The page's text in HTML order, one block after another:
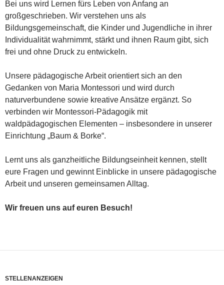
Bei uns wird Lernen fürs Leben von Anfang an
großgeschrieben. Wir verstehen uns als
Bildungsgemeinschaft, die Kinder und Jugendliche in ihrer
Individualität wahrnimmt, stärkt und ihnen Raum gibt, sich
frei und ohne Druck zu entwickeln.
Unsere pädagogische Arbeit orientiert sich an den
Gedanken von Maria Montessori und wird durch
naturverbundene sowie kreative Ansätze ergänzt. So
verbinden wir Montessori-Pädagogik mit
waldpädagogischen Elementen – insbesondere in unserer
Einrichtung „Baum & Borke“.
Lernt uns als ganzheitliche Bildungseinheit kennen, stellt
eure Fragen und gewinnt Einblicke in unsere pädagogische
Arbeit und unseren gemeinsamen Alltag.
Wir freuen uns auf euren Besuch!
STELLENANZEIGEN